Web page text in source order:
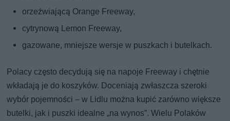
orzeźwiającą Orange Freeway,
cytrynową Lemon Freeway,
gazowane, mniejsze wersje w puszkach i butelkach.
Polacy często decydują się na napoje Freeway i chętnie
wkładają je do koszyków. Doceniają zwłaszcza szeroki
wybór pojemności – w Lidlu można kupić zarówno większe
butelki, jak i puszki idealne „na wynos”. Wielu Polaków